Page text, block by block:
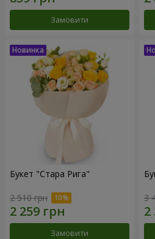
Замовити
Букет "Стара Рига"
2 510 грн
Замовити
3